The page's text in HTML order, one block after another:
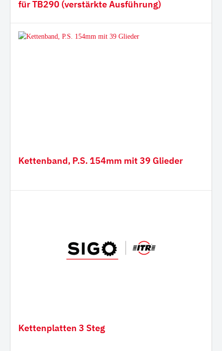
für TB290 (verstärkte Ausführung)
Kettenband, P.S. 154mm mit 39 Glieder
Kettenplatten 3 Steg